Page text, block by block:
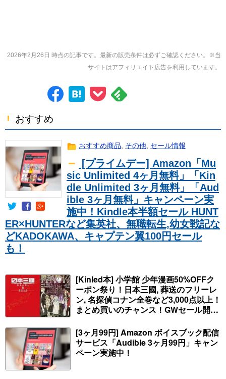
2026年2月26日 時点の記事です。最新の販売条件は必ずご確認ください。※当
サイトはアフィリエイト広告を利用しています。
おすすめ
おすすめ商品, その他, セール情報
[プライムデー] Amazon「Mu
sic Unlimited 4ヶ月無料」「Kin
dle Unlimited 3ヶ月無料」「Aud
ible 3ヶ月無料」キャンペーン実
施中！Kindle本半額セール HUNT
ER×HUNTERなど集英社、無職転生,幼女戦記な
どKADOKAWA、キャプテン翼100円セール
も！
[Kinled本] 小学館 少年漫画50%OFFク
ーポン祭り！日本三國, 葬送のフリーレ
ン, 名探偵コナン全巻など3,000点以上！
まとめ買いのチャンス！GWセール開
関連本がセールに！
[3ヶ月99円] Amazon ボイスブック配信
サービス「Audible 3ヶ月99円」キャン
ペーン実施中！